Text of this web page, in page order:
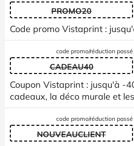
PROMO20
Code promo Vistaprint :
code promo/réduction passé
CADEAU40
Coupon Vistaprint : jusqu'à -
cadeaux, la déco murale et
code promo/réduction passé
NOUVEAUCLIENT